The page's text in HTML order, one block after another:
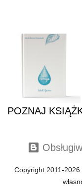
POZNAJ
Copyright 2011-2026